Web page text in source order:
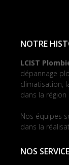
NOTRE
LCIST
dépannage
climatisation,
dans la région
Nos équipes
dans la
NOS